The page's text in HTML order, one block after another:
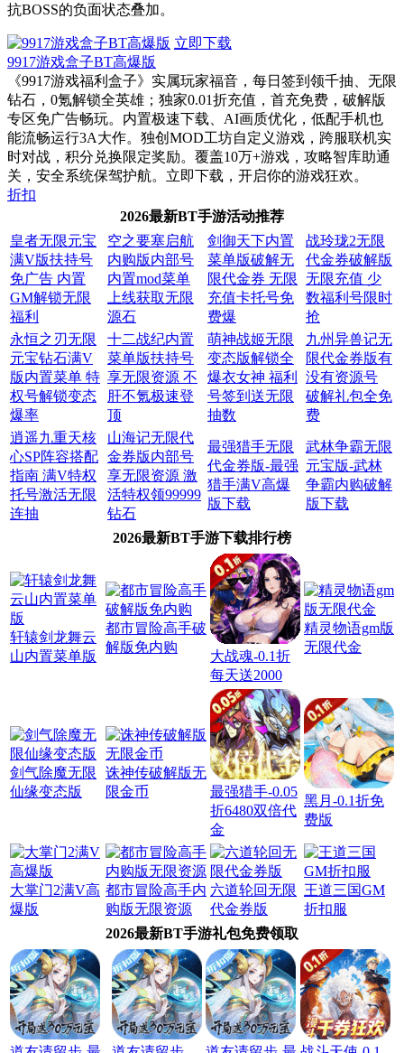
抗BOSS的负面状态叠加。
立即下载
9917游戏盒子BT高爆版
《9917游戏福利盒子》实属玩家福音，每日签到领千抽、无限
钻石，0氪解锁全英雄；独家0.01折充值，首充免费，破解版
专区免广告畅玩。内置极速下载、AI画质优化，低配手机也
能流畅运行3A大作。独创MOD工坊自定义游戏，跨服联机实
时对战，积分兑换限定奖励。覆盖10万+游戏，攻略智库助通
关，安全系统保驾护航。立即下载，开启你的游戏狂欢。
折扣
2026最新BT手游活动推荐
皇者无限元宝
满V版扶持号
免广告 内置
GM解锁无限
福利
空之要塞启航
内购版内部号
内置mod菜单
上线获取无限
源石
剑御天下内置
菜单版破解无
限代金券 无限
充值卡托号免
费爆
战玲珑2无限
代金券破解版
无限充值 少
数福利号限时
抢
永恒之刃无限
元宝钻石满V
版内置菜单 特
权号解锁变态
爆率
十二战纪内置
菜单版扶持号
享无限资源 不
肝不氪极速登
顶
萌神战姬无限
变态版解锁全
爆衣女神 福利
号签到送无限
抽数
九州异兽记无
限代金券版有
没有资源号
破解礼包全免
费
逍遥九重天核
心SP阵容搭配
指南 满V特权
托号激活无限
连抽
山海记无限代
金券版内部号
享无限资源 激
活特权领99999
钻石
最强猎手无限
代金券版-最强
猎手满V高爆
版下载
武林争霸无限
元宝版-武林
争霸内购破解
版下载
2026最新BT手游下载排行榜
轩辕剑龙舞云
山内置菜单版
都市冒险高手破
解版免内购
大战魂-0.1折
每天送2000
精灵物语gm版
无限代金
剑气除魔无限
仙缘变态版
诛神传破解版无
限金币
最强猎手-0.05
折6480双倍代
金
黑月-0.1折免
费版
大掌门2满V高
爆版
都市冒险高手内
购版无限资源
六道轮回无限
代金券版
王道三国GM
折扣服
2026最新BT手游礼包免费领取